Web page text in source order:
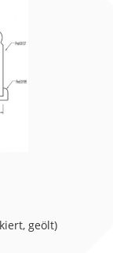
geölt)